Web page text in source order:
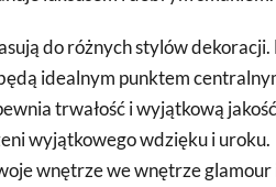
do różnych stylów
idealnym punktem
trwałość i wyjątkową
wyjątkowego wdzięku i uroku.
wnętrze we wnętrze glamour